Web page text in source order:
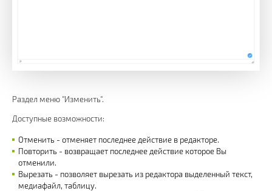
Раздел меню "Изменить".
Доступные возможности:
Отменить - отменяет последнее действие в редакторе.
Повторить - возвращает последнее действие которое Вы
отменили.
Вырезать - позволяет вырезать из редактора выделенный текст,
медиафайл, таблицу.